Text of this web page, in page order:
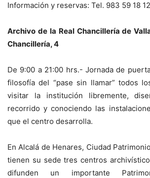
Información y reservas: Tel. 983 59 18 12
Archivo de la Real Chancillería de
Chancillería, 4
De 9:00 a 21:00 hrs.- Jornada de
filosofía del “pase sin llamar” todos
visitar la institución libremente,
recorrido y conociendo las
que el centro desarrolla.
En Alcalá de Henares, Ciudad
tienen su sede tres centros
difunden un importante